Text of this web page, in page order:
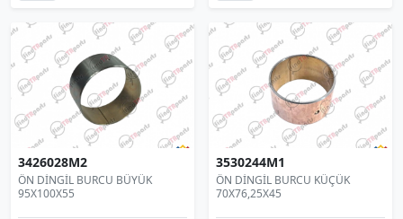
3426028M2
ÖN DİNGİL BURCU BÜYÜK
95X100X55
3530244M1
ÖN DİNGİL BURCU KÜÇÜK
70X76,25X45